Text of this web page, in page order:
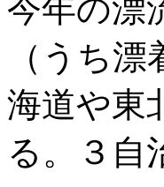
今年の漂
（うち
海道や東
る。３自